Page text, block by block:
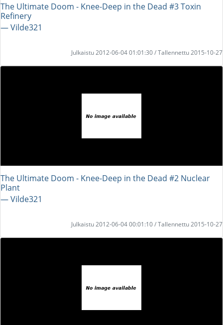
The Ultimate Doom - Knee-Deep in the Dead #3 Toxin
Refinery
― Vilde321
Julkaistu 2012-06-04 01:01:30 / Tallennettu 2015-10-27
The Ultimate Doom - Knee-Deep in the Dead #2 Nuclear
Plant
― Vilde321
Julkaistu 2012-06-04 00:01:10 / Tallennettu 2015-10-27